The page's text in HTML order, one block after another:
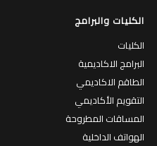
الكليات والبرامج
الكليات
البرامج الاكاديمية
الطاقم الاكاديمي
التقويم الأكاديمي
المساقات المطروحة
الهواتف الداخلية